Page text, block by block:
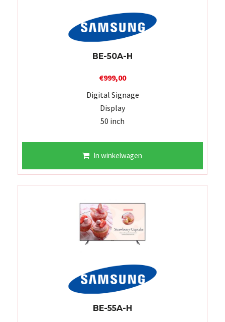
BE-50A-H
€999,00
Digital Signage
Display
50 inch
In winkelwagen
BE-55A-H